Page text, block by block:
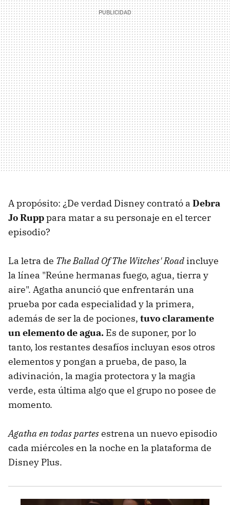
A propósito: ¿De verdad Disney contrató a Debra
Jo Rupppara matar a su personaje en el tercer
episodio?
La letra de The Ballad Of The Witches' Road incluye
la línea "Reúne hermanas fuego, agua, tierra y
aire". Agatha anunció que enfrentarán una
prueba por cada especialidad y la primera,
además de ser la de pociones, tuvo claramente
un elemento de agua. Es de suponer, por lo
tanto, los restantes desafíos incluyan esos otros
elementos y pongan a prueba, de paso, la
adivinación, la magia protectora y la magia
verde, esta última algo que el grupo no posee de
momento.
Agatha en todas partesestrena un nuevo episodio
cada miércoles en la noche en la plataforma de
Disney Plus.